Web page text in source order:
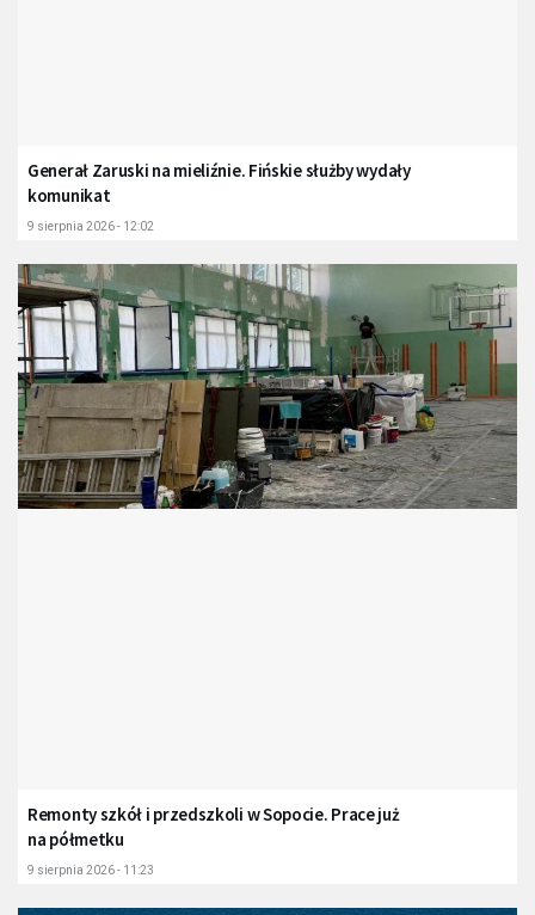
Generał Zaruski na mieliźnie. Fińskie służby wydały
komunikat
9 sierpnia 2026 - 12:02
Remonty szkół i przedszkoli w Sopocie. Prace już
na półmetku
9 sierpnia 2026 - 11:23